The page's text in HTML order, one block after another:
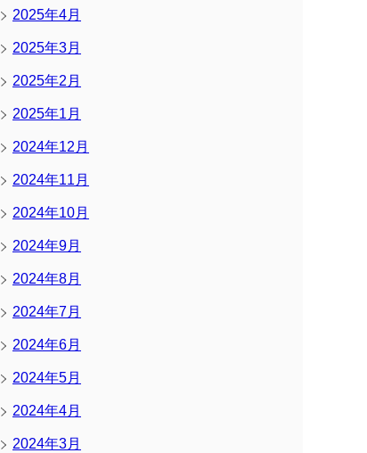
2025年4月
2025年3月
2025年2月
2025年1月
2024年12月
2024年11月
2024年10月
2024年9月
2024年8月
2024年7月
2024年6月
2024年5月
2024年4月
2024年3月